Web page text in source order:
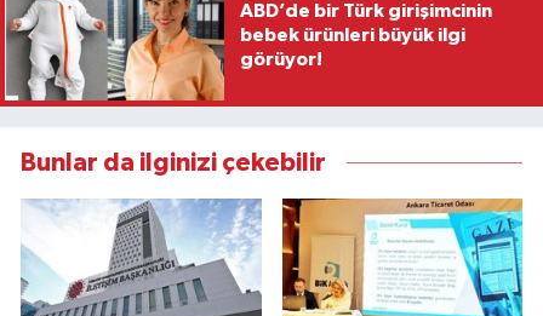
ABD’de bir Türk girişimcinin
bebek ürünleri büyük ilgi
görüyor!
Bunlar da ilginizi çekebilir